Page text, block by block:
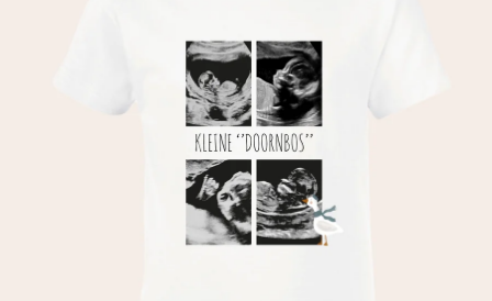
Onze cadeaus worden gewaardeerd. Klanten beoordelen
ons met een 4,7 op Google Reviews
Gratis wenskaartje
Je maakt in een paar stappen iets unieks – met haar naam,
jullie foto of een boodschap die raakt. Zonder gedoe, maar
met alle aandacht voor het moment.